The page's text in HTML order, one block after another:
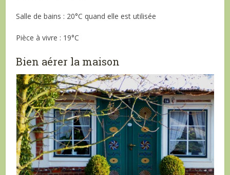
Salle de bains : 20°C quand elle est utilisée
Pièce à vivre : 19°C
Bien aérer la maison